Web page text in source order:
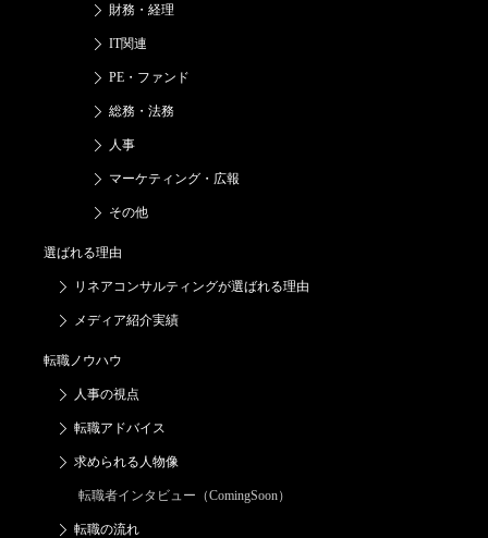
財務・経理
IT関連
PE・ファンド
総務・法務
人事
マーケティング・広報
その他
選ばれる理由
リネアコンサルティングが選ばれる理由
メディア紹介実績
転職ノウハウ
人事の視点
転職アドバイス
求められる人物像
転職者インタビュー（ComingSoon）
転職の流れ